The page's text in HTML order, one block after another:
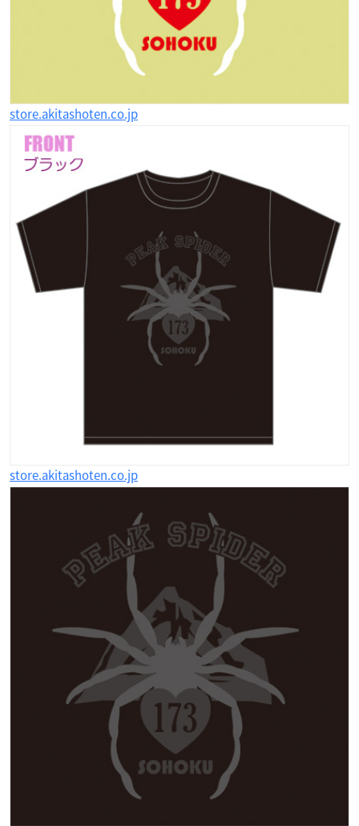
store.akitashoten.co.jp
store.akitashoten.co.jp